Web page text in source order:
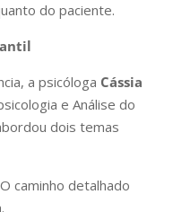
do paciente.
a psicóloga Cássia
e Análise do
dois temas
O caminho detalhado